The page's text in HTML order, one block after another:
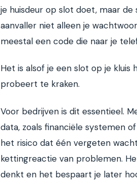
je huisdeur op slot doet, maar
aanvaller niet alleen je
meestal een code die naar je
Het is alsof je een slot op je
probeert te kraken.
Voor bedrijven is dit essentieel.
data, zoals financiële systemen
het risico dat één vergeten
kettingreactie van problemen.
denkt en het bespaart je later